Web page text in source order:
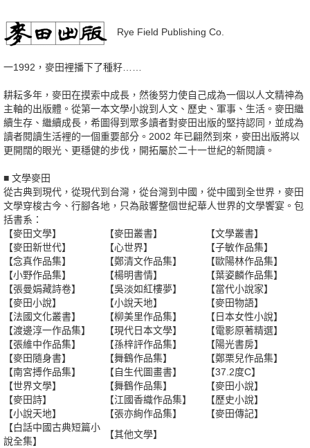
Rye Field Publishing Co.
一1992，麥田裡播下了種籽……
耕耘多年，麥田在摸索中成長，然後努力使自己成為一個以人文精神為
主軸的出版體。從第一本文學小說到人文、歷史、軍事、生活。麥田繼
續生存、繼續成長，希圖得到眾多讀者對麥田出版的堅持認同，並成為
讀者閱讀生活裡的一個重要部分。2002 年已翩然到來，麥田出版將以
更開闊的眼光、更穩健的步伐，開拓屬於二十一世紀的新閱讀。
■ 文學麥田
從古典到現代，從現代到台灣，從台灣到中國，從中國到全世界，麥田
文學穿梭古今、行腳各地，只為敲響整個世紀華人世界的文學饗宴。包
括書系：
【麥田文學】
【麥田叢書】
【文學叢書】
【麥田新世代】
【心世界】
【子敏作品集】
【念真作品集】
【鄭清文作品集】
【歐陽林作品集】
【小野作品集】
【楊明書情】
【葉姿麟作品集】
【張曼娟藏詩卷】
【吳淡如紅樓夢】
【當代小說家】
【麥田小說】
【小說天地】
【麥田物語】
【法國文化叢書】
【柳美里作品集】
【日本女性小說】
【渡邊淳一作品集】
【現代日本文學】
【電影原著精選】
【張維中作品集】
【孫梓評作品集】
【陽光書房】
【麥田隨身書】
【舞鶴作品集】
【鄭栗兒作品集】
【南宮搏作品集】
【自生代圖畫書】
【37.2度C】
【世界文學】
【舞鶴作品集】
【麥田小說】
【麥田詩】
【江國香織作品集】
【歷史小說】
【小說天地】
【張亦絢作品集】
【麥田傳記】
【白話中國古典短篇小
說全集】
【其他文學】